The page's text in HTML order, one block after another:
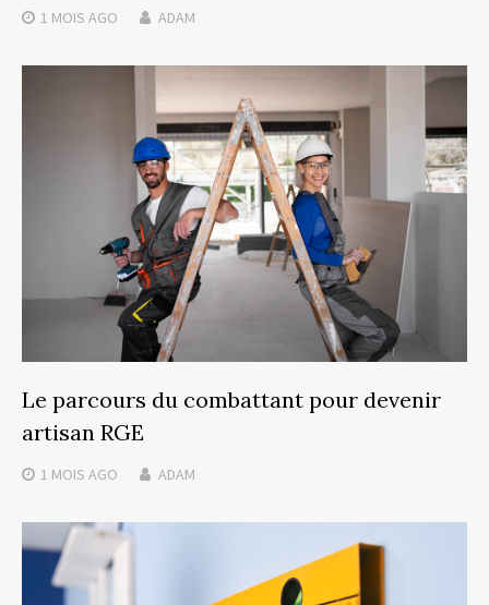
1 MOIS AGO ADAM
Le parcours du combattant pour devenir
artisan RGE
1 MOIS AGO ADAM